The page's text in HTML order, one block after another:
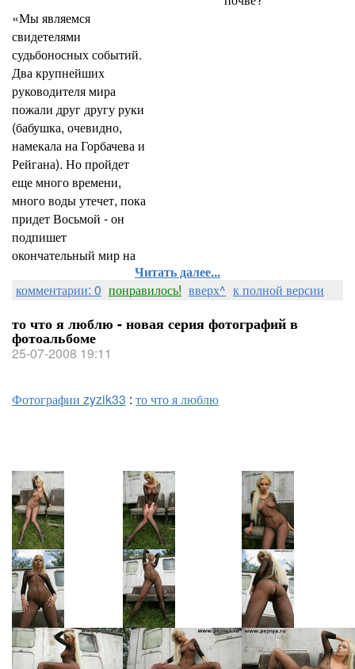
«Мы являемся
свидетелями
судьбоносных событий.
Два крупнейших
руководителя мира
пожали друг другу руки
(бабушка, очевидно,
намекала на Горбачева и
Рейгана). Но пройдет
еще много времени,
много воды утечет, пока
придет Восьмой - он
подпишет
окончательный мир на
Читать далее...
комментарии: 0 понравилось! вверх^ к полной версии
то что я люблю - новая серия фотографий в
фотоальбоме
25-07-2008 19:11
Фотографии zyzik33 : то что я люблю